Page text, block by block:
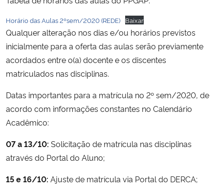
Ministério do Turismo
Ministério do Desenvolvimento Regional
Controladoria-Geral da União
Secretaria-Geral
Gabinete de Segurança Institucional
Horário das Aulas 2ºsem/2020 (REDE) Baixar
Qualquer alteração nos dias e/ou horários previstos
inicialmente para a oferta das aulas serão previamente
acordados entre o(a) docente e os discentes
matriculados nas disciplinas.
Datas importantes para a matrícula no 2º sem/2020, de
acordo com informações constantes no Calendário
Acadêmico:
07 a 13/10: Solicitação de matrícula nas disciplinas
através do Portal do Aluno;
15 e 16/10: Ajuste de matrícula via Portal do DERCA;